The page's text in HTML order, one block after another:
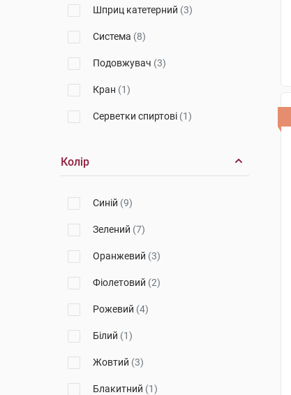
девайсес(1)
Бектон Дікінсон Infusion
Therapy(3)
Б.Браун Мельзунген
Б.Браун Мілсанджен ЕйДжі
Н.В. Нутриція(1)
Ніпро Медікал Індастріз
Полі Медикаре
Шприц катетерний (3)
Система (8)
Подовжувач (3)
Кран (1)
Серветки спиртові (1)
Колір
Синій (9)
Зелений (7)
Оранжевий (3)
Фіолетовий (2)
Рожевий (4)
Білий (1)
Жовтий (3)
Блакитний (1)